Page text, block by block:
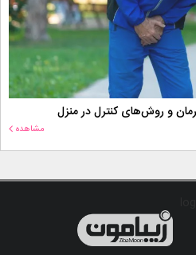
و روش‌های کنترل در منزل
مشاهده